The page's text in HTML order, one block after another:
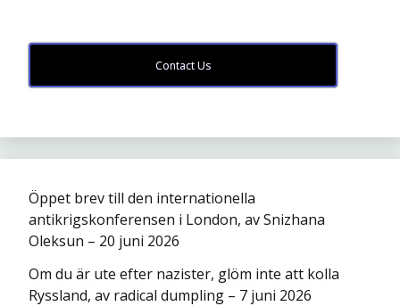
Contact Us
Öppet brev till den internationella
antikrigskonferensen i London, av Snizhana
Oleksun – 20 juni 2026
Om du är ute efter nazister, glöm inte att kolla
Ryssland, av radical dumpling – 7 juni 2026